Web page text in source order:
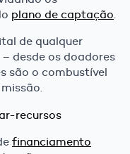
plano de captação.
de qualquer
desde os doadores
são o combustível
financiamento